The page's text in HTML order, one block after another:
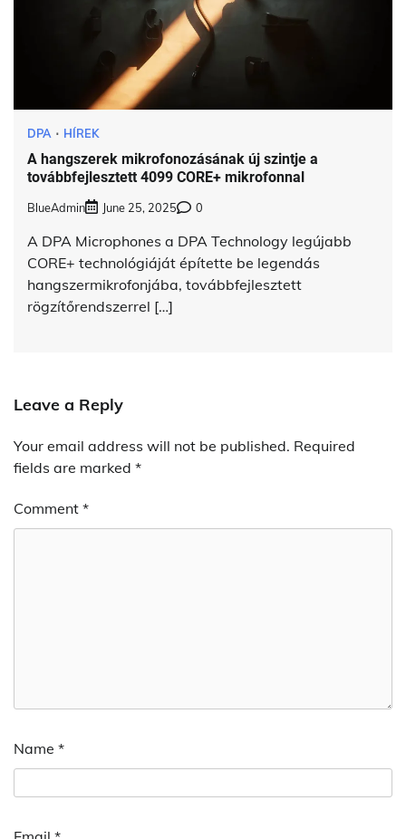
DPA HÍREK
A hangszerek mikrofonozásának új szintje a
továbbfejlesztett 4099 CORE+ mikrofonnal
BlueAdmin June 25, 2025 0
A DPA Microphones a DPA Technology legújabb
CORE+ technológiáját építette be legendás
hangszermikrofonjába, továbbfejlesztett
rögzítőrendszerrel […]
Leave a Reply
Your email address will not be published. Required
fields are marked *
Comment *
Name *